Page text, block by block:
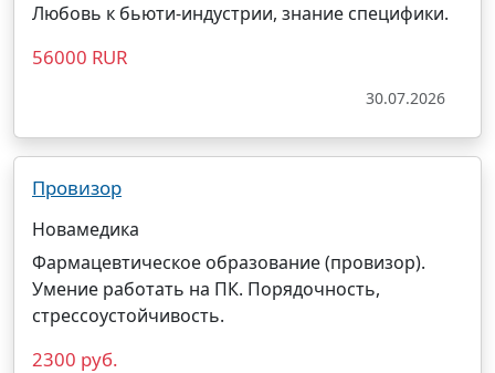
Любовь к бьюти-индустрии, знание специфики.
56000 RUR
30.07.2026
Провизор
Новамедика
Фармацевтическое образование (провизор).
Умение работать на ПК. Порядочность,
стрессоустойчивость.
2300 руб.